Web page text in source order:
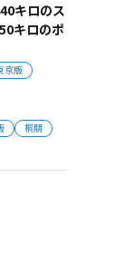
キロのス
キロのポ
京版
桐朋